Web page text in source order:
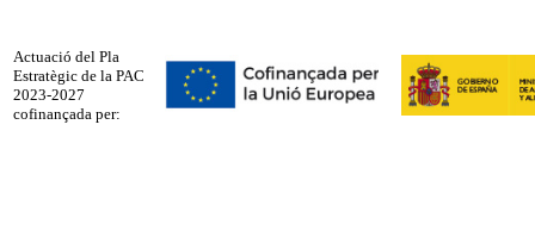
Actuació del Pla
Estratègic de la PAC
2023-2027
cofinançada per: